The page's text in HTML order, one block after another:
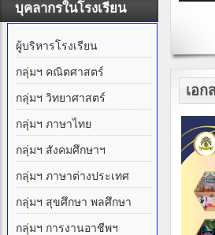
บุคลากรในโรงเรียน
ผู้บริหารโรงเรียน
กลุ่มฯ คณิตศาสตร์
กลุ่มฯ วิทยาศาสตร์
กลุ่มฯ ภาษาไทย
กลุ่มฯ สังคมศึกษาฯ
กลุ่มฯ ภาษาต่างประเทศ
กลุ่มฯ สุขศึกษา พลศึกษา
กลุ่มฯ การงานอาชีพฯ
เอก